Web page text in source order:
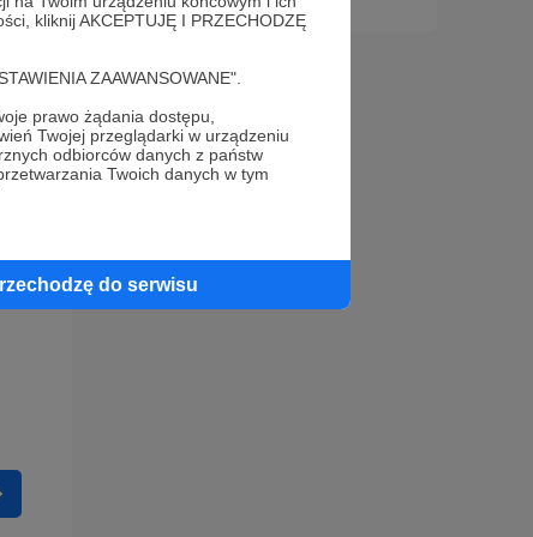
kliknij AKCEPTUJĘ I PRZECHODZĘ
ZAAWANSOWANE".
prawo żądania dostępu,
Twojej przeglądarki w urządzeniu
odbiorców danych z państw
Twoich danych w tym
do serwisu